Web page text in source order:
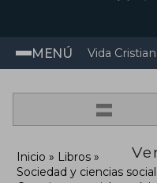
MENÚ Vida
=
Inicio
Libros
Sociedad y ciencias